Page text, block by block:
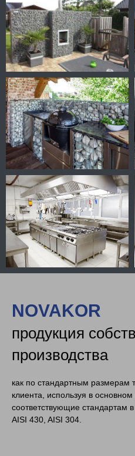
Заказать
NOVAKOR
продукция
производства
как по стандартным размерам
клиента, используя в
соответствующие
AISI 430, AISI 304.